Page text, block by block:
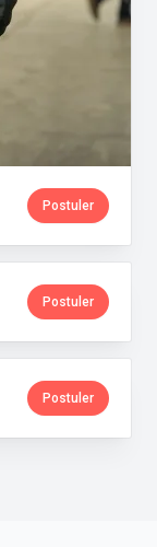
Postuler
Postuler
Postuler